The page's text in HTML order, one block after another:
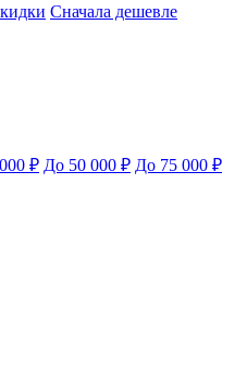
Сначала дешевле
₽ До 50 000 ₽ До 75 000 ₽